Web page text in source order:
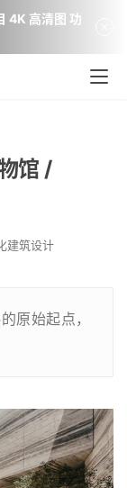
馆 /
建筑设计
原始起点，
4K 高清图 功